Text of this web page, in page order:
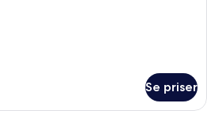
Se priser